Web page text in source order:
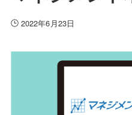
2022年6月23日